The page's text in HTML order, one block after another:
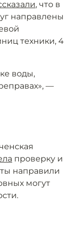
, что в
направлены
техники, 4
воды,
—
проверку и
направили
могут